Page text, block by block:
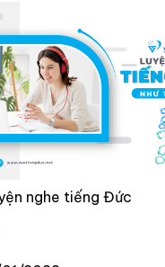
nghe tiếng Đức